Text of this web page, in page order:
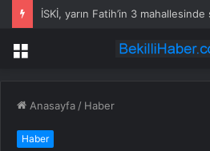
İSKİ, yarın Fatih’in 3
Menü
Anasayfa / Haber
Haber